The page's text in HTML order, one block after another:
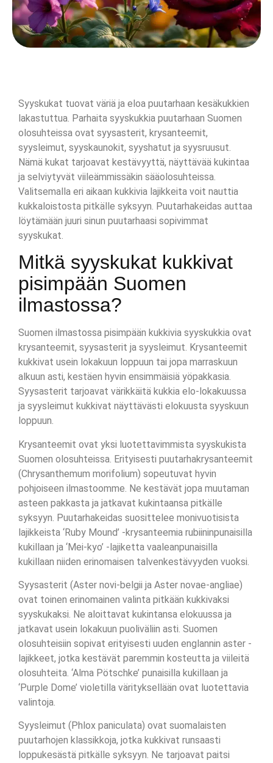
Syyskukat tuovat väriä ja eloa puutarhaan kesäkukkien
lakastuttua. Parhaita syyskukkia puutarhaan Suomen
olosuhteissa ovat syysasterit, krysanteemit,
syysleimut, syyskaunokit, syyshatut ja syysruusut.
Nämä kukat tarjoavat kestävyyttä, näyttävää kukintaa
ja selviytyvät viileämmissäkin sääolosuhteissa.
Valitsemalla eri aikaan kukkivia lajikkeita voit nauttia
kukkaloistosta pitkälle syksyyn. Puutarhakeidas auttaa
löytämään juuri sinun puutarhaasi sopivimmat
syyskukat.
Mitkä syyskukat kukkivat
pisimpään Suomen
ilmastossa?
Suomen ilmastossa pisimpään kukkivia syyskukkia ovat
krysanteemit, syysasterit ja syysleimut. Krysanteemit
kukkivat usein lokakuun loppuun tai jopa marraskuun
alkuun asti, kestäen hyvin ensimmäisiä yöpakkasia.
Syysasterit tarjoavat värikkäitä kukkia elo-lokakuussa
ja syysleimut kukkivat näyttävästi elokuusta syyskuun
loppuun.
Krysanteemit ovat yksi luotettavimmista syyskukista
Suomen olosuhteissa. Erityisesti puutarhakrysanteemit
(Chrysanthemum morifolium) sopeutuvat hyvin
pohjoiseen ilmastoomme. Ne kestävät jopa muutaman
asteen pakkasta ja jatkavat kukintaansa pitkälle
syksyyn. Puutarhakeidas suosittelee monivuotisista
lajikkeista ‘Ruby Mound’ -krysanteemia rubiininpunaisilla
kukillaan ja ‘Mei-kyo’ -lajiketta vaaleanpunaisilla
kukillaan niiden erinomaisen talvenkestävyyden vuoksi.
Syysasterit (Aster novi-belgii ja Aster novae-angliae)
ovat toinen erinomainen valinta pitkään kukkivaksi
syyskukaksi. Ne aloittavat kukintansa elokuussa ja
jatkavat usein lokakuun puoliväliin asti. Suomen
olosuhteisiin sopivat erityisesti uuden englannin aster -
lajikkeet, jotka kestävät paremmin kosteutta ja viileitä
olosuhteita. ‘Alma Pötschke’ punaisilla kukillaan ja
‘Purple Dome’ violetilla värityksellään ovat luotettavia
valintoja.
Syysleimut (Phlox paniculata) ovat suomalaisten
puutarhojen klassikkoja, jotka kukkivat runsaasti
loppukesästä pitkälle syksyyn. Ne tarjoavat paitsi